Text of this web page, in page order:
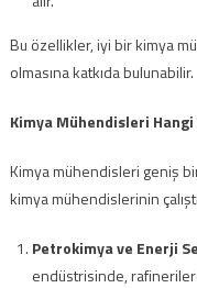
Bu özellikler, iyi bir kimya
olmasına katkıda bulunabilir.
Kimya Mühendisleri
Kimya mühendisleri geniş
kimya mühendislerinin
Petrokimya ve Enerji
endüstrisinde,